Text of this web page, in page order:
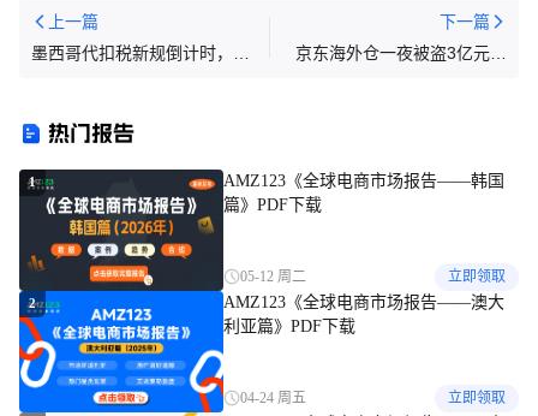
上一篇
墨西哥代扣税新规倒计时，新
下一篇
京东海外仓一夜被盗3亿元！
热门报告
1
AMZ123《全球电商市场报告——韩国
篇》PDF下载
05-12 周二 立即领取
2
AMZ123《全球电商市场报告——澳大
利亚篇》PDF下载
04-24 周五 立即领取